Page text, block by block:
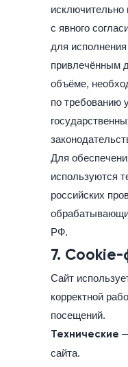
с явного
для
привлечённым
объёме,
по требованию
Для
используются
российских
РФ.
7.
Сайт
корректной
посещений.
Технические
сайта.